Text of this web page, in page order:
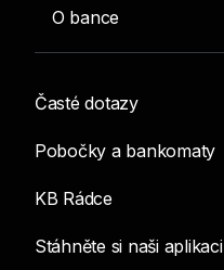
O bance
Časté dotazy
Pobočky a bankomaty
KB Rádce
Stáhněte si naši aplikaci